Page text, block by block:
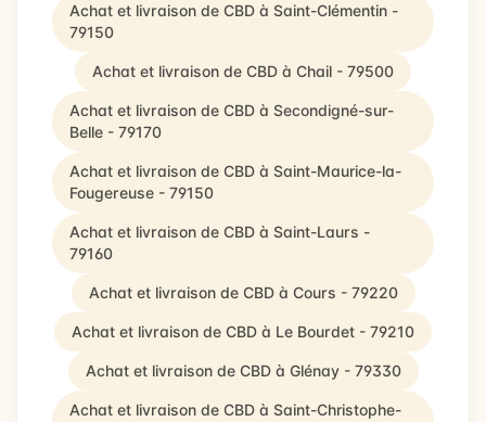
Achat et livraison de CBD à Saint-Clémentin -
79150
Achat et livraison de CBD à Chail - 79500
Achat et livraison de CBD à Secondigné-sur-
Belle - 79170
Achat et livraison de CBD à Saint-Maurice-la-
Fougereuse - 79150
Achat et livraison de CBD à Saint-Laurs -
79160
Achat et livraison de CBD à Cours - 79220
Achat et livraison de CBD à Le Bourdet - 79210
Achat et livraison de CBD à Glénay - 79330
Achat et livraison de CBD à Saint-Christophe-